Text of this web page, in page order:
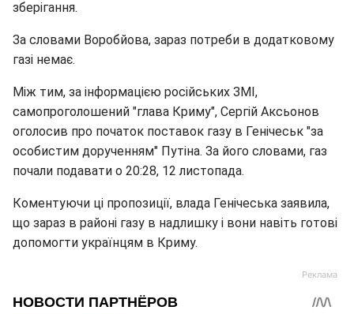
зберігання.
За словами Воробйова, зараз потреби в додатковому
газі немає.
Між тим, за інформацією російських ЗМІ,
самопроголошений "глава Криму", Сергій Аксьонов
оголосив про початок поставок газу в Генічеськ "за
особистим дорученням" Путіна. За його словами, газ
почали подавати о 20:28, 12 листопада.
Коментуючи ці пропозиції, влада Генічеська заявила,
що зараз в районі газу в надлишку і вони навіть готові
допомогти українцям в Криму.